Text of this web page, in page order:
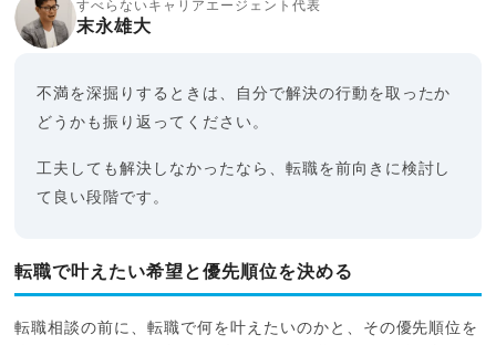
すべらないキャリアエージェント代表
末永雄大
不満を深掘りするときは、自分で解決の行動を取ったか
どうかも振り返ってください。
工夫しても解決しなかったなら、転職を前向きに検討し
て良い段階です。
転職で叶えたい希望と優先順位を決める
転職相談の前に、転職で何を叶えたいのかと、その優先順位を